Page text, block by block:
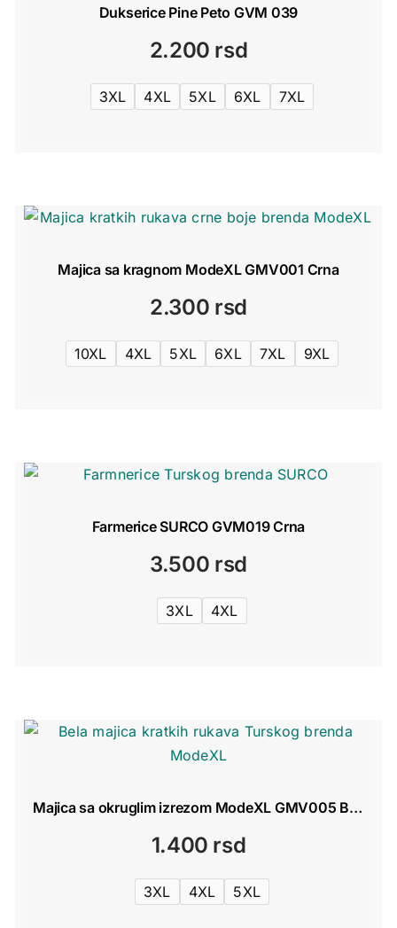
Dukserice Pine Peto GVM 039
2.200 rsd
3XL 4XL 5XL 6XL 7XL
Majica sa kragnom ModeXL GMV001 Crna
2.300 rsd
10XL 4XL 5XL 6XL 7XL 9XL
Farmerice SURCO GVM019 Crna
3.500 rsd
3XL 4XL
Majica sa okruglim izrezom ModeXL GMV005 Bela
1.400 rsd
3XL 4XL 5XL